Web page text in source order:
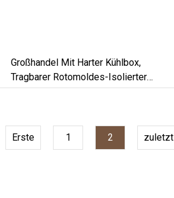
Großhandel Mit Harter Kühlbox,
Tragbarer Rotomoldes-Isolierter
Eistruhe Mit Gefrierfach, 45 L, Wein-
Erste
1 2 zuletzt